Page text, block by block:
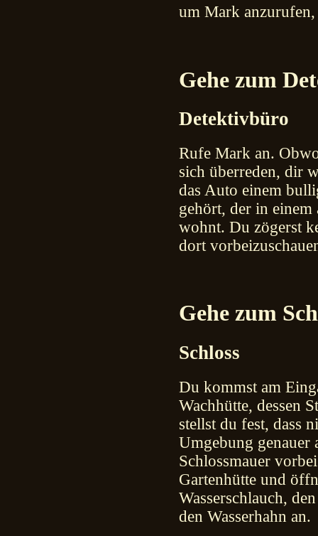
um Mark
Gehe zum
Detektivbüro
Rufe Mark an.
sich überreden, dir
das Auto einem
gehört, der in einem
wohnt. Du zögerst
dort
Gehe zum
Schloss
Du kommst am
Wachhütte, dessen
stellst du fest, dass
Umgebung genauer
Schlossmauer
Gartenhütte und
Wasserschlauch,
den Wasserhahn an.